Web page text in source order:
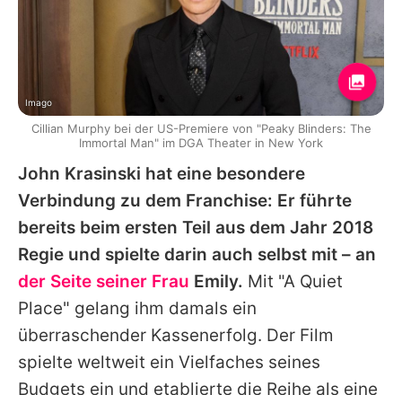
John Krasinski hat eine besondere
Verbindung zu dem Franchise: Er führte
bereits beim ersten Teil aus dem Jahr 2018
Regie und spielte darin auch selbst mit – an
der Seite seiner Frau Emily. Mit "A Quiet
Place" gelang ihm damals ein
überraschender Kassenerfolg. Der Film
spielte weltweit ein Vielfaches seines
Budgets ein und etablierte die Reihe als eine
Imago
Cillian Murphy bei der US-Premiere von "Peaky Blinders: The
Immortal Man" im DGA Theater in New York